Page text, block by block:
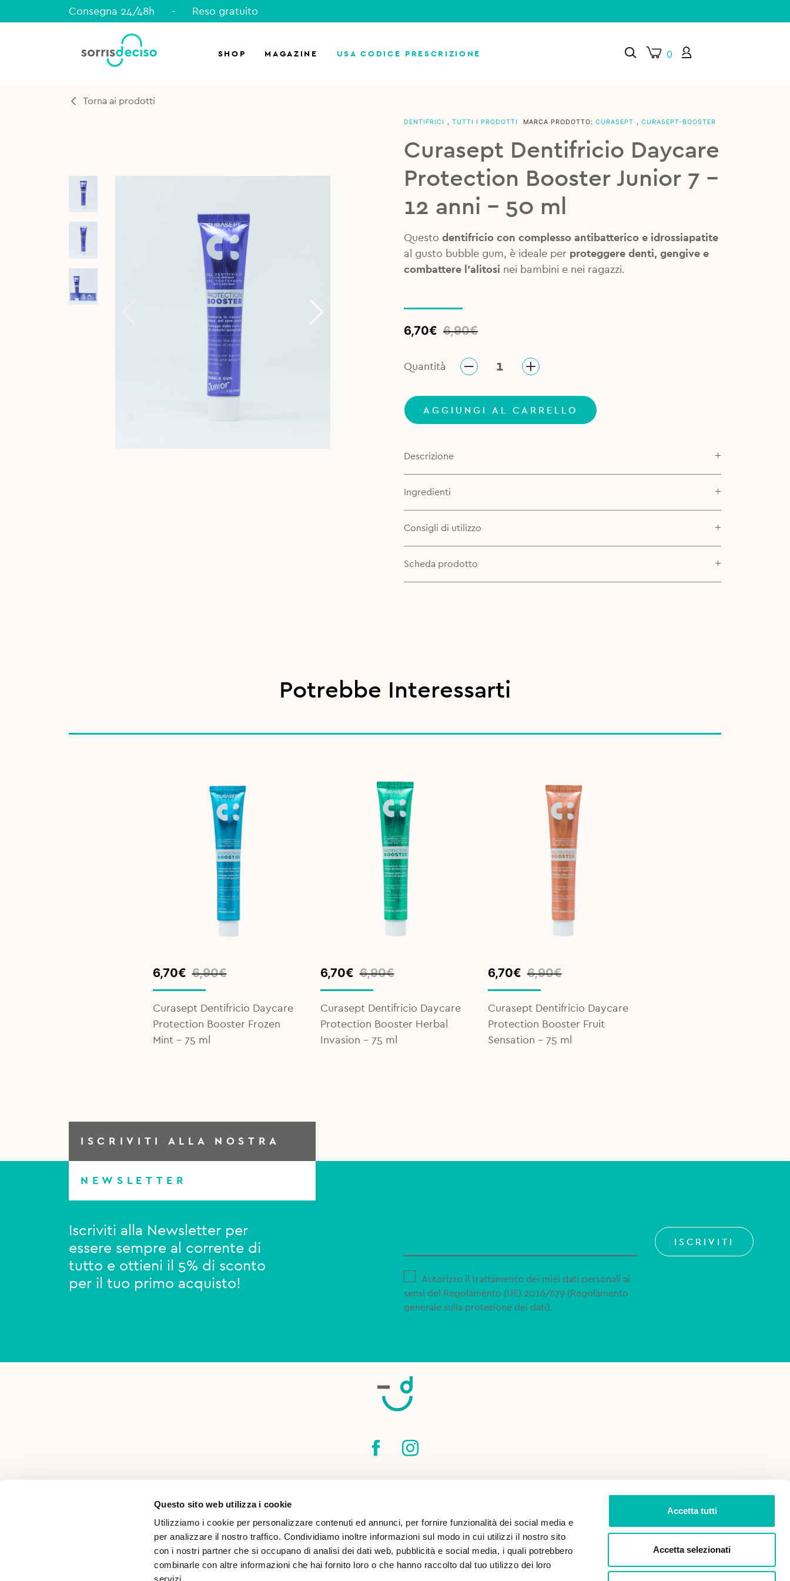
Questo sito web utilizza i cookie
Utilizziamo i cookie per personalizzare contenuti ed annunci, per fornire funzionalità dei social media e
per analizzare il nostro traffico. Condividiamo inoltre informazioni sul modo in cui utilizzi il nostro sito
con i nostri partner che si occupano di analisi dei dati web, pubblicità e social media, i quali potrebbero
combinarle con altre informazioni che hai fornito loro o che hanno raccolto dal tuo utilizzo dei loro
Accetta tutti
Accetta selezionati
Consegna 24/48h - Reso gratuito
SHOP MAGAZINE USA CODICE PRESCRIZIONE 0
Torna ai prodotti
DENTIFRICI , TUTTI I PRODOTTI MARCA PRODOTTO: CURASEPT , CURASEPT-BOOSTER
Curasept Dentifricio Daycare
Protection Booster Junior 7 –
12 anni – 50 ml
Questo dentifricio con complesso antibatterico e idrossiapatite
al gusto bubble gum, è ideale per proteggere denti, gengive e
combattere l’alitosi nei bambini e nei ragazzi.
6,90€
Original
6,90€.
6,70€
Current
6,70€.
Quantità
AGGIUNGI AL CARRELLO
Descrizione
Ingredienti
Consigli di utilizzo
Scheda prodotto
Potrebbe Interessarti
6,90€
Original
price
6,90€.
6,70€
Current
price
6,70€.
Curasept Dentifricio Daycare
Protection Booster Frozen
Mint - 75 ml
6,90€
Original
price
6,90€.
6,70€
Current
price
6,70€.
Curasept Dentifricio Daycare
Protection Booster Herbal
Invasion - 75 ml
6,90€
Original
price
6,90€.
6,70€
Current
price
6,70€.
Curasept Dentifricio Daycare
Protection Booster Fruit
Sensation - 75 ml
ISCRIVITI ALLA NOSTRA
NEWSLETTER
Iscriviti alla Newsletter per
essere sempre al corrente di
tutto e ottieni il 5% di sconto
per il tuo primo acquisto!
Autorizzo il trattamento dei miei dati personali ai
sensi del Regolamento (UE) 2016/679 (Regolamento
generale sulla protezione dei dati).
ISCRIVITI